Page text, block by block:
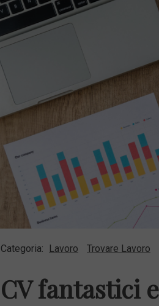
Categoria: Lavoro Trovare Lavoro
CV fantastici